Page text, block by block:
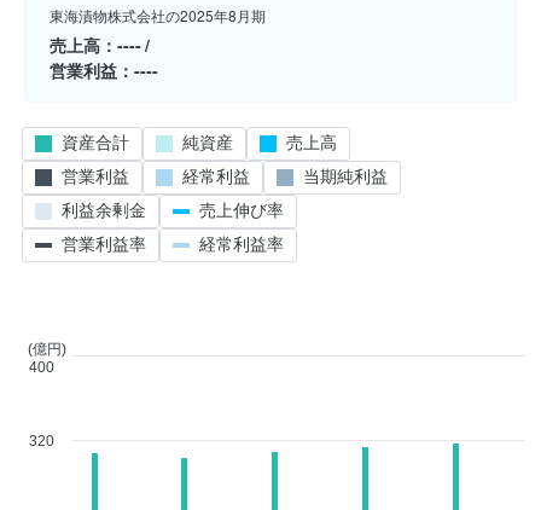
東海漬物株式会社の2025年8月期
売上高
----
営業利益
----
320
(億円)
400
資産合計 純資産
売上高
営業利益
経常利益
当期純利益
利益余剰金
売上伸び率
営業利益率
経常利益率